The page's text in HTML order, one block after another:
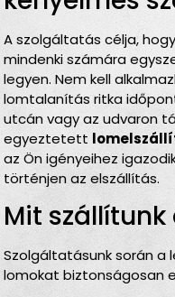
A szolgáltatás célja,
mindenki számára
legyen. Nem kell
lomtalanítás ritka
utcán vagy az udvaron
egyeztetett
az Ön igényeihez
történjen az elszállítás.
Mit szállítunk
Szolgáltatásunk során a
lomokat biztonságosan